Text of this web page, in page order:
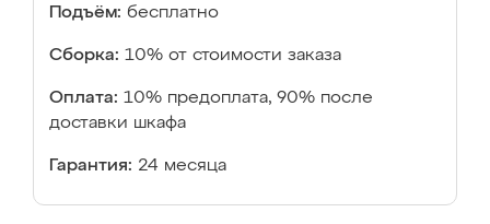
Подъём: бесплатно
Сборка: 10% от стоимости заказа
Оплата: 10% предоплата, 90% после
доставки шкафа
Гарантия: 24 месяца